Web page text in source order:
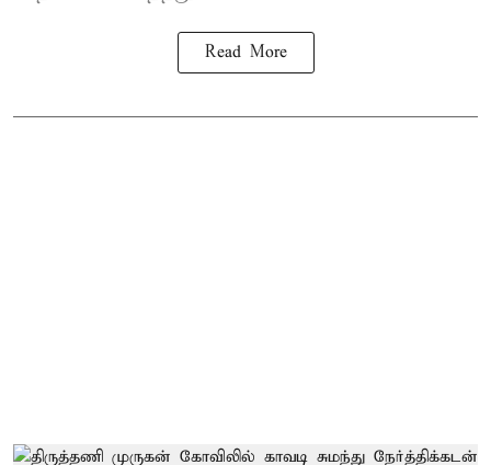
Read More